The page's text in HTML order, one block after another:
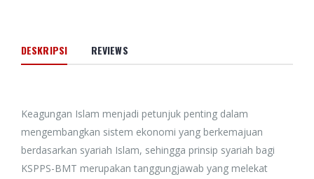
DESKRIPSI REVIEWS
Keagungan Islam menjadi petunjuk penting dalam
mengembangkan sistem ekonomi yang berkemajuan
berdasarkan syariah Islam, sehingga prinsip syariah bagi
KSPPS-BMT merupakan tanggungjawab yang melekat